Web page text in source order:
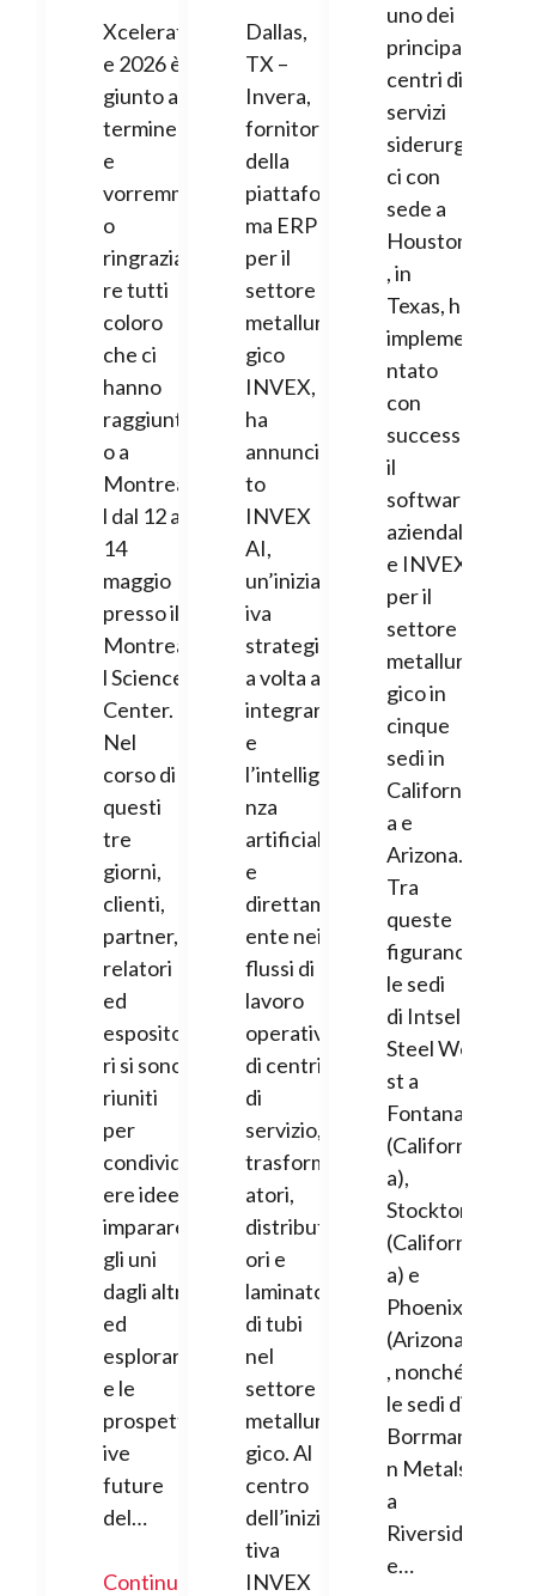
Xcelerat
e 2026 è
giunto al
termine
e
vorremm
o
ringrazia
re tutti
coloro
che ci
hanno
raggiunt
o a
Montrea
l dal 12 al
14
maggio
presso il
Montrea
l Science
Center.
Nel
corso di
questi
tre
giorni,
clienti,
partner,
relatori
ed
esposito
ri si sono
riuniti
per
condivid
ere idee,
imparare
gli uni
dagli altri
ed
esplorar
e le
prospett
ive
future
del…
Continua
Dallas,
TX –
Invera,
fornitore
della
piattafor
ma ERP
per il
settore
metallur
gico
INVEX,
ha
annuncia
to
INVEX
AI,
un’iniziat
iva
strategic
a volta a
integrar
e
l’intellige
nza
artificial
e
direttam
ente nei
flussi di
lavoro
operativi
di centri
di
servizio,
trasform
atori,
distribut
ori e
laminatoi
di tubi
nel
settore
metallur
gico. Al
centro
dell’inizia
tiva
INVEX
uno dei
principali
centri di
servizi
siderurgi
ci con
sede a
Houston
, in
Texas, ha
impleme
ntato
con
successo
il
software
aziendal
e INVEX
per il
settore
metallur
gico in
cinque
sedi in
Californi
a e
Arizona.
Tra
queste
figurano
le sedi
di Intsel
Steel We
st a
Fontana
(Californi
a),
Stockton
(Californi
a) e
Phoenix
(Arizona)
, nonché
le sedi di
Borrman
n Metals
a
Riversid
e…